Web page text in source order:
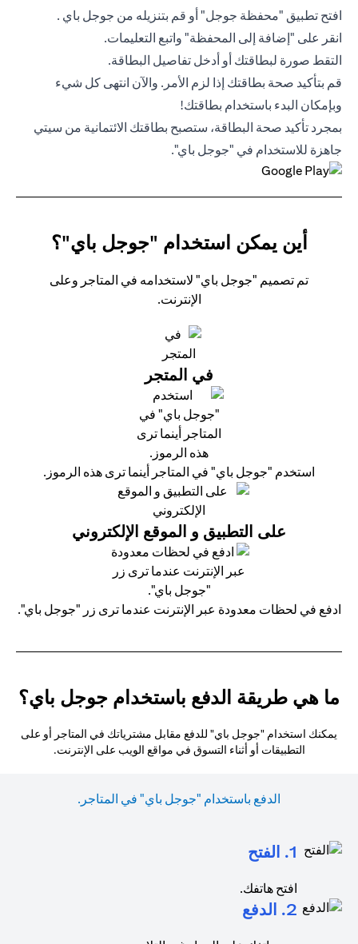
افتح تطبيق "محفظة جوجل" أو قم بتنزيله من جوجل باي .
انقر على "إضافة إلى المحفظة" واتبع التعليمات.
التقط صورة لبطاقتك أو أدخل تفاصيل البطاقة.
قم بتأكيد صحة بطاقتك إذا لزم الأمر. والآن انتهى كل شيء
وبإمكان البدء باستخدام بطاقتك!
بمجرد تأكيد صحة البطاقة، ستصبح بطاقتك الائتمانية من سيتي
جاهزة للاستخدام في "جوجل باي".
أين يمكن استخدام "جوجل باي"؟
تم تصميم "جوجل باي" لاستخدامه في المتاجر وعلى
الإنترنت.
في المتجر
استخدم "جوجل باي" في المتاجر أينما ترى هذه الرموز.
على التطبيق و الموقع الإلكتروني
ادفع في لحظات معدودة عبر الإنترنت عندما ترى زر "جوجل باي".
ما هي طريقة الدفع باستخدام جوجل باي؟
يمكنك استخدام "جوجل باي" للدفع مقابل مشترياتك في المتاجر أو على
التطبيقات أو أثناء التسوق في مواقع الويب على الإنترنت.
الدفع باستخدام "جوجل باي" في المتاجر.
1. الفتح
افتح هاتفك.
2. الدفع